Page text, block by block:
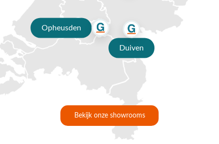
Bruine tuinstoelen kopen bij Van der Garde
Wil jij bruine
kopen? Dan ben je bij Van der Garde
Tuinmeubelen aan het juiste (web) adres. Met al méér dan 80 jaar
ervaring zijn wij dé tuinmeubelspecialist. Ons assortiment tuinstoelen
in het bruin is met zorg samengesteld en is helemaal volgens de laatste
trends. Kom gezellig proefzitten in één van onze showrooms in
Opheusden, Duiven of Apeldoorn. Onze deskundige collega’s staan
voor je klaar met vrijblijvend advies. Liever online bestellen? Dit kan
ook eenvoudig op onze website. Profiteer van gratis bezorging in
Nederland bij een besteding vanaf €50,-. Daar ben je écht blij mee!
Opheusden
Duiven
Bekijk onze showrooms